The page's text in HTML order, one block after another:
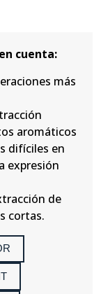
cuenta:
más
aromáticos
difíciles en
expresión
de
cortas.